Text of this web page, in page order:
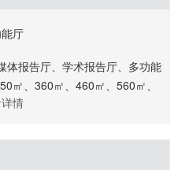
厅
体报告厅、学术报告厅、多功能
㎡、360㎡、460㎡、560㎡、
情